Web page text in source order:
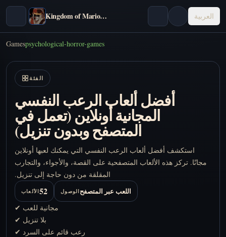
Kingdom of Marionettes العربية
Gamespsychological-horror-games
الفئة
أفضل ألعاب الرعب النفسي
المجانية أونلاين (تعمل في
المتصفح وبدون تنزيل)
استكشف أفضل ألعاب الرعب النفسي التي يمكنك لعبها أونلاين
مجانًا. تركز هذه الألعاب المتصفحية على القصة، والأجواء، والتجارب
المقلقة من دون حاجة إلى تنزيل.
الألعاب52 الوصولاللعب عبر المتصفح
✔ مجانية للعب
✔ بلا تنزيل
✔ رعب قائم على السرد